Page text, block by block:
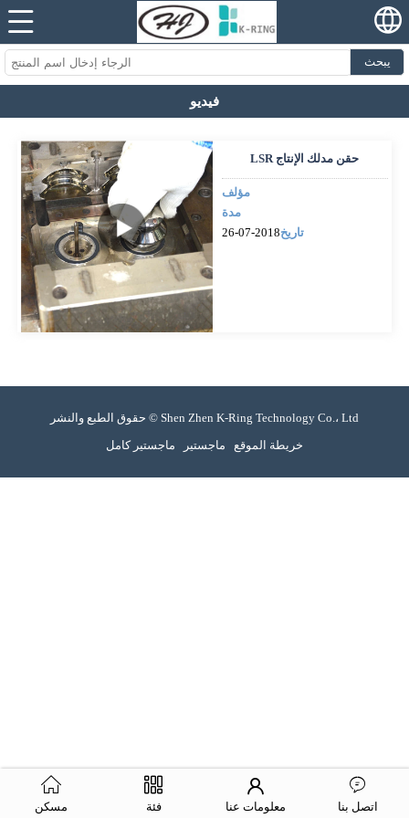
يبحث
فيديو
LSR حقن مدلك الإنتاج
مؤلف
مدة
تاريخ2018-07-26
حقوق الطبع والنشر © Shen Zhen K-Ring Technology Co.، Ltd
خريطة الموقع ماجستير ماجستير كامل
مسكن فئة معلومات عنا اتصل بنا